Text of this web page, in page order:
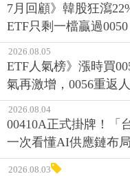
7月回顧》韓股狂瀉
ETF只剩一檔贏過0050
2026.08.05
ETF人氣榜》漲時買
氣再激增，0056重返
2026.08.04
00410A正式掛牌！「
一次看懂AI供應鏈布局
2026.08.03